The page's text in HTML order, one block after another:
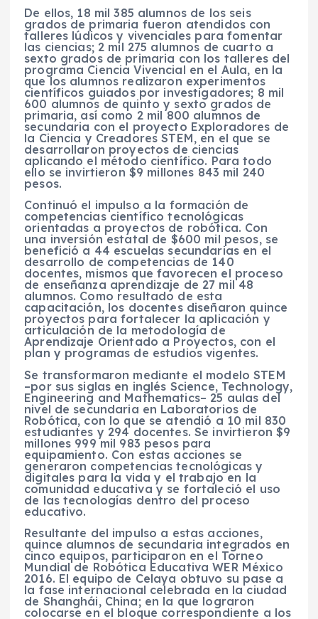
De ellos, 18 mil 385 alumnos de los seis
grados de primaria fueron atendidos con
talleres lúdicos y vivenciales para fomentar
las ciencias; 2 mil 275 alumnos de cuarto a
sexto grados de primaria con los talleres del
programa Ciencia Vivencial en el Aula, en la
que los alumnos realizaron experimentos
científicos guiados por investigadores; 8 mil
600 alumnos de quinto y sexto grados de
primaria, así como 2 mil 800 alumnos de
secundaria con el proyecto Exploradores de
la Ciencia y Creadores STEM, en el que se
desarrollaron proyectos de ciencias
aplicando el método científico. Para todo
ello se invirtieron $9 millones 843 mil 240
pesos.
Continuó el impulso a la formación de
competencias científico tecnológicas
orientadas a proyectos de robótica. Con
una inversión estatal de $600 mil pesos, se
benefició a 44 escuelas secundarias en el
desarrollo de competencias de 140
docentes, mismos que favorecen el proceso
de enseñanza aprendizaje de 27 mil 48
alumnos. Como resultado de esta
capacitación, los docentes diseñaron quince
proyectos para fortalecer la aplicación y
articulación de la metodología de
Aprendizaje Orientado a Proyectos, con el
plan y programas de estudios vigentes.
Se transformaron mediante el modelo STEM
–por sus siglas en inglés Science, Technology,
Engineering and Mathematics– 25 aulas del
nivel de secundaria en Laboratorios de
Robótica, con lo que se atendió a 10 mil 830
estudiantes y 294 docentes. Se invirtieron $9
millones 999 mil 983 pesos para
equipamiento. Con estas acciones se
generaron competencias tecnológicas y
digitales para la vida y el trabajo en la
comunidad educativa y se fortaleció el uso
de las tecnologías dentro del proceso
educativo.
Resultante del impulso a estas acciones,
quince alumnos de secundaria integrados en
cinco equipos, participaron en el Torneo
Mundial de Robótica Educativa WER México
2016. El equipo de Celaya obtuvo su pase a
la fase internacional celebrada en la ciudad
de Shanghái, China; en la que lograron
colocarse en el bloque correspondiente a los